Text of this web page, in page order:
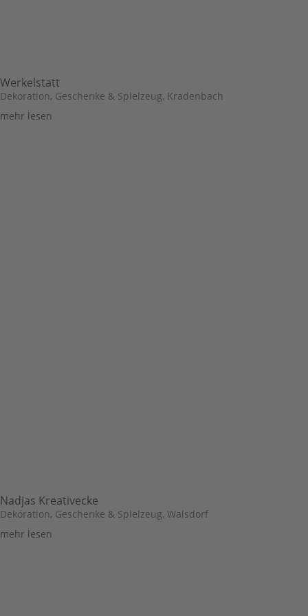
Werkelstatt
Dekoration, Geschenke & Spielzeug, Kradenbach
mehr lesen
Nadjas Kreativecke
Dekoration, Geschenke & Spielzeug, Walsdorf
mehr lesen